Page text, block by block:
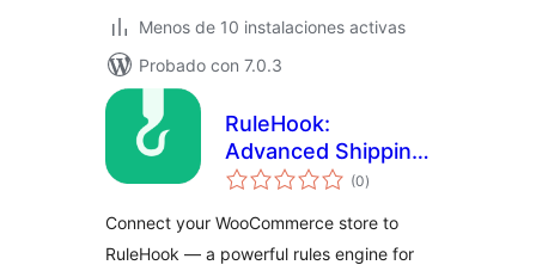
Menos de 10 instalaciones activas
Probado con 7.0.3
RuleHook:
Advanced Shipping
Rules for
(0total
de
)
Connect your WooCommerce store to
RuleHook — a powerful rules engine for